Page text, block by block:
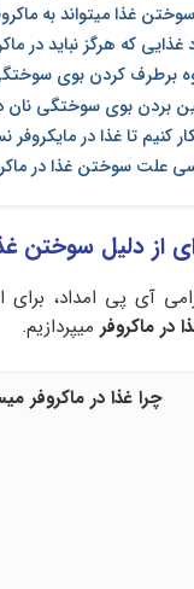
سوختن غذا میتواند به
غذایی که هرگز نباید در
برطرف کردن بوی
بردن بوی سوختگی نان
کنیم تا غذا در مایکروفر
علت سوختن غذا در
از دلیل سوختن
آی پی امداد،
در ماکروفر میپردازیم.
چرا غذا در ماکروفر